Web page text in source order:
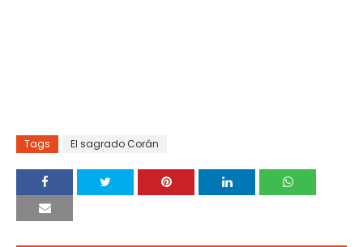
Tags El sagrado Corán